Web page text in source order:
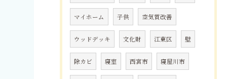
マイホーム 子供 空気質改善
ウッドデッキ 文化財 江東区 壁
除カビ 寝室 西宮市 寝屋川市